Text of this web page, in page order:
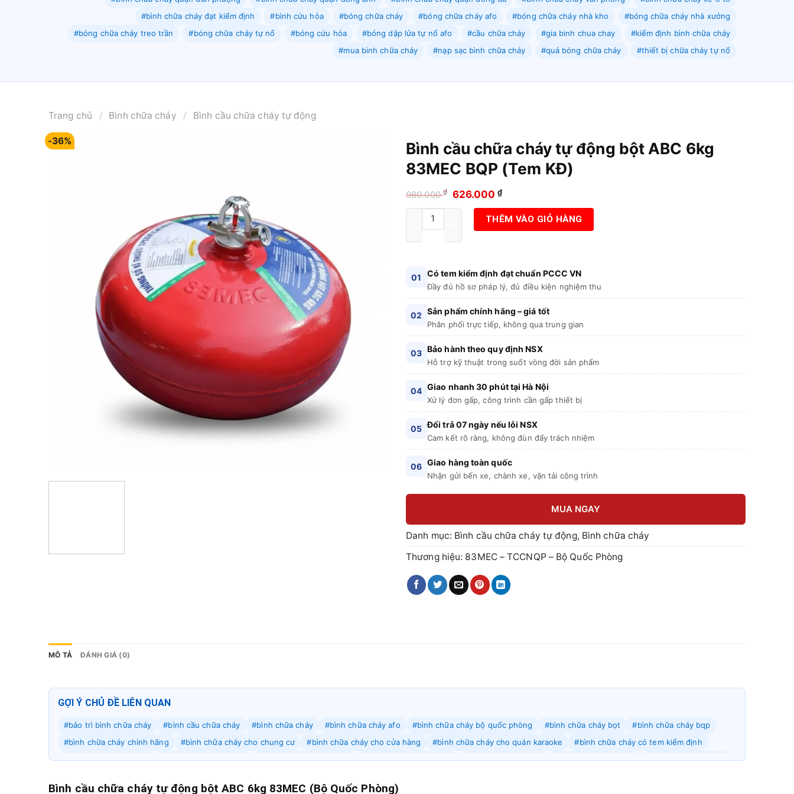
#bình chữa cháy đạt kiểm định
#bình cứu hỏa #bóng chữa cháy #bóng chữa cháy afo #bóng chữa cháy nhà kho
#bóng chữa cháy nhà xưởng
#bóng chữa cháy treo trần
#bóng chữa cháy tự nổ #bóng cứu hỏa #bóng dập lửa tự nổ afo #cầu chữa cháy #gia binh chua chay
#kiểm định bình chữa cháy
#mua bình chữa cháy
#nạp sạc bình chữa cháy #quả bóng chữa cháy #thiết bị chữa cháy tự nổ
Trang chủ / Bình chữa cháy / Bình cầu chữa cháy tự động
-36%
Bình cầu chữa cháy tự động bột ABC 6kg
83MEC BQP (Tem KĐ)
980.000₫
Giá
gốc
980.000 ₫.
626.000₫Giá
hiện
tại
Bình cầu chữa cháy tự động bột ABC 6kg 83MEC BQP (Tem KĐ) số lượng
THÊM VÀO GIỎ HÀNG
01 Có tem kiểm định đạt chuẩn PCCC VN
Đầy đủ hồ sơ pháp lý, đủ điều kiện nghiệm thu
02 Sản phẩm chính hãng – giá tốt
Phân phối trực tiếp, không qua trung gian
03 Bảo hành theo quy định NSX
Hỗ trợ kỹ thuật trong suốt vòng đời sản phẩm
04 Giao nhanh 30 phút tại Hà Nội
Xử lý đơn gấp, công trình cần gấp thiết bị
05 Đổi trả 07 ngày nếu lỗi NSX
Cam kết rõ ràng, không đùn đẩy trách nhiệm
06 Giao hàng toàn quốc
Nhận gửi bến xe, chành xe, vận tải công trình
MUA NGAY
Danh mục: Bình cầu chữa cháy tự động, Bình chữa cháy
Thương hiệu: 83MEC – TCCNQP – Bộ Quốc Phòng
MÔ TẢ ĐÁNH GIÁ (0)
GỢI Ý CHỦ ĐỀ LIÊN QUAN
#bảo trì bình chữa cháy #bình cầu chữa cháy #bình chữa cháy #bình chữa cháy afo #bình chữa cháy bộ quốc phòng #bình chữa cháy bọt
#bình chữa cháy bqp
#bình chữa cháy chính hãng
#bình chữa cháy cho chung cư #bình chữa cháy cho cửa hàng #bình chữa cháy cho quán karaoke
#bình chữa cháy có tem kiểm định
#bình chữa cháy defire
#bình chữa cháy difine #bình chữa cháy gia đình #binh chua chay khi co2 #bình chữa cháy mfz #bình chữa cháy miha
#bình chữa cháy mini
Bình cầu chữa cháy tự động bột ABC 6kg 83MEC (Bộ Quốc Phòng)